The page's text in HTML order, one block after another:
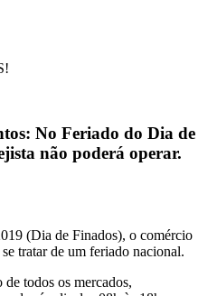
No Feriado do Dia de
não poderá operar.
(Dia de Finados), o comércio
tratar de um feriado nacional.
todos os mercados,